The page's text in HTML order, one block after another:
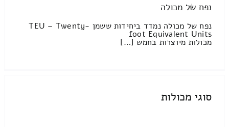
נפח של מכולה
נפח של מכולה נמדד ביחידות ששמן TEU – Twenty-
foot Equivalent Units
מכולות מיוצרות בחמש […]
סוגי מכולות